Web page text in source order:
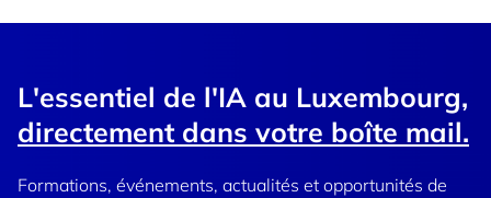
L'essentiel de l'IA au Luxembourg,
directement dans votre boîte mail.
Formations, événements, actualités et opportunités de